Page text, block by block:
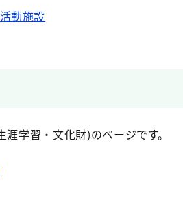
動施設
学習・文化財)のページです。